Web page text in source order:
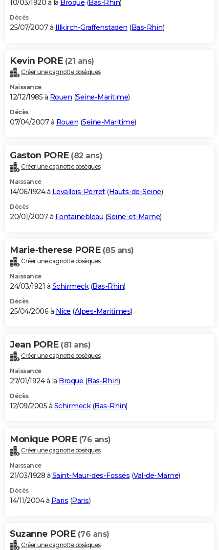
10/03/1920 à la Broque (Bas-Rhin)
Décès
25/07/2007 à Illkirch-Graffenstaden (Bas-Rhin)
Kevin PORE (21 ans)
Créer une cagnotte obsèques
Naissance
12/12/1985 à Rouen (Seine-Maritime)
Décès
07/04/2007 à Rouen (Seine-Maritime)
Gaston PORE (82 ans)
Créer une cagnotte obsèques
Naissance
14/06/1924 à Levallois-Perret(Hauts-de-Seine)
Décès
20/01/2007 à Fontainebleau (Seine-et-Marne)
Marie-therese PORE (85 ans)
Créer une cagnotte obsèques
Naissance
24/03/1921 à Schirmeck(Bas-Rhin)
Décès
25/04/2006 à Nice (Alpes-Maritimes)
Jean PORE (81 ans)
Créer une cagnotte obsèques
Naissance
27/01/1924 à la Broque (Bas-Rhin)
Décès
12/09/2005 à Schirmeck(Bas-Rhin)
Monique PORE (76 ans)
Créer une cagnotte obsèques
Naissance
21/03/1928 à Saint-Maur-des-Fossés (Val-de-Marne)
Décès
14/11/2004 à Paris (Paris)
Suzanne PORE (76 ans)
Créer une cagnotte obsèques